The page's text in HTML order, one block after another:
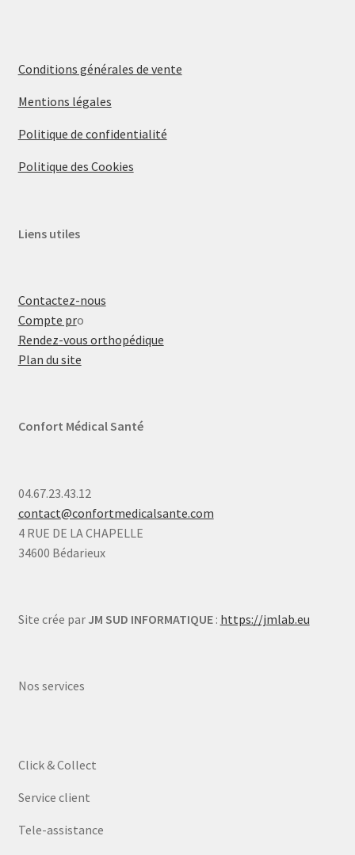
Conditions générales de vente
Mentions légales
Politique de confidentialité
Politique des Cookies
Liens utiles
Contactez-nous
Compte pro
Rendez-vous orthopédique
Plan du site
Confort Médical Santé
04.67.23.43.12
contact@confortmedicalsante.com
4 RUE DE LA CHAPELLE
34600 Bédarieux
Site crée par JM SUD INFORMATIQUE: https://jmlab.eu
Nos services
Click & Collect
Service client
Tele-assistance